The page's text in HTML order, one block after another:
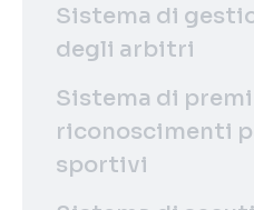
Sistema di
degli arbitri
Sistema di premi
riconoscimenti
sportivi